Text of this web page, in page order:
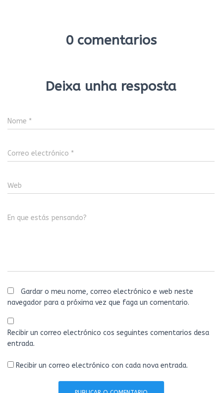
0 comentarios
Deixa unha resposta
Nome *
Correo electrónico *
Web
En que estás pensando?
Gardar o meu nome, correo electrónico e web neste
navegador para a próxima vez que faga un comentario.
Recibir un correo electrónico cos seguintes comentarios desa
entrada.
Recibir un correo electrónico con cada nova entrada.